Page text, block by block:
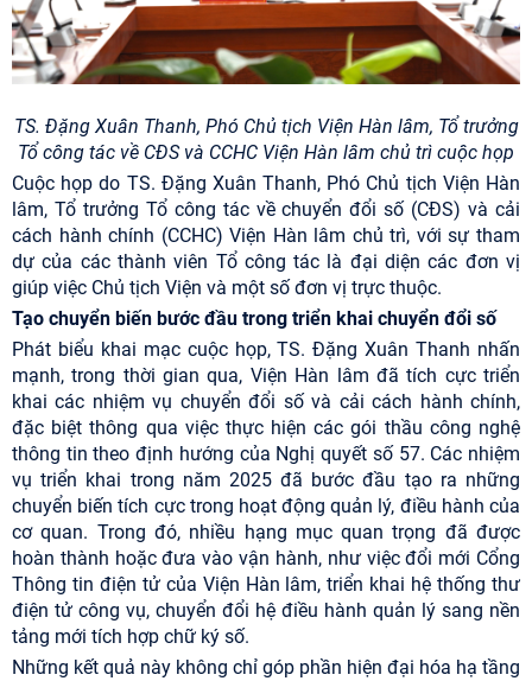
TS. Đặng Xuân Thanh, Phó Chủ tịch Viện Hàn lâm, Tổ trưởng
Tổ công tác về CĐS và CCHC Viện Hàn lâm chủ trì cuộc họp
Cuộc họp do TS. Đặng Xuân Thanh, Phó Chủ tịch Viện Hàn
lâm, Tổ trưởng Tổ công tác về chuyển đổi số (CĐS) và cải
cách hành chính (CCHC) Viện Hàn lâm chủ trì, với sự tham
dự của các thành viên Tổ công tác là đại diện các đơn vị
giúp việc Chủ tịch Viện và một số đơn vị trực thuộc.
Tạo chuyển biến bước đầu trong triển khai chuyển đổi số
Phát biểu khai mạc cuộc họp, TS. Đặng Xuân Thanh nhấn
mạnh, trong thời gian qua, Viện Hàn lâm đã tích cực triển
khai các nhiệm vụ chuyển đổi số và cải cách hành chính,
đặc biệt thông qua việc thực hiện các gói thầu công nghệ
thông tin theo định hướng của Nghị quyết số 57. Các nhiệm
vụ triển khai trong năm 2025 đã bước đầu tạo ra những
chuyển biến tích cực trong hoạt động quản lý, điều hành của
cơ quan. Trong đó, nhiều hạng mục quan trọng đã được
hoàn thành hoặc đưa vào vận hành, như việc đổi mới Cổng
Thông tin điện tử của Viện Hàn lâm, triển khai hệ thống thư
điện tử công vụ, chuyển đổi hệ điều hành quản lý sang nền
tảng mới tích hợp chữ ký số.
Những kết quả này không chỉ góp phần hiện đại hóa hạ tầng